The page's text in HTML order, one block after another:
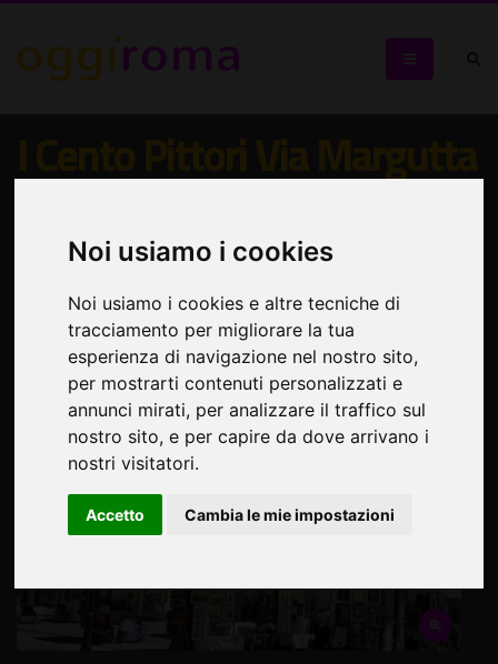
Noi usiamo i cookies
Noi usiamo i cookies e altre tecniche di
tracciamento per migliorare la tua
esperienza di navigazione nel nostro sito,
per mostrarti contenuti personalizzati e
annunci mirati, per analizzare il traffico sul
nostro sito, e per capire da dove arrivano i
nostri visitatori.
Accetto Cambia le mie impostazioni
a Piazza Sempione
L'esposizione diffusa torna dopo il grande successo del